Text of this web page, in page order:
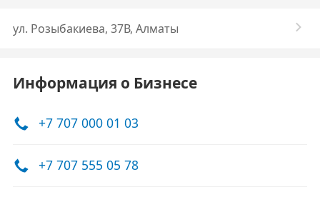
ул. Розыбакиева, 37В, Алматы
Информация о Бизнесе
+7 707 000 01 03
+7 707 555 05 78